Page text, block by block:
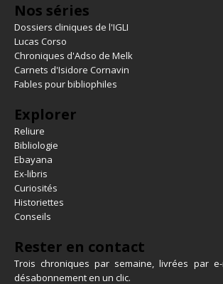
Nos séries
Dossiers cliniques de l'IGLI
Lucas Corso
Chroniques d'Adso de Melk
Carnets d'Isidore Cornavin
Fables pour bibliophiles
Explorer
Reliure
Bibliologie
Ebayana
Ex-libris
Curiosités
Historiettes
Conseils
Rester en contact
Trois chroniques par semaine, livrées par
désabonnement en un clic.